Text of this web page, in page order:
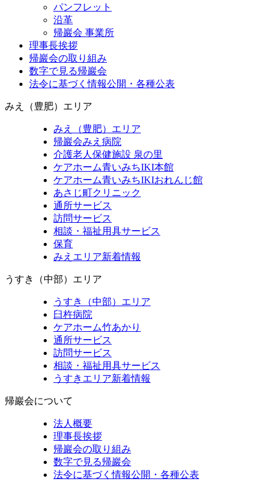
パンフレット
沿革
帰巖会 事業所
理事長挨拶
帰巖会の取り組み
数字で見る帰巖会
法令に基づく情報公開・各種公表
みえ（豊肥）エリア
みえ（豊肥）エリア
帰巖会みえ病院
介護老人保健施設 泉の里
ケアホーム青いみちIKI本館
ケアホーム青いみちIKIおれんじ館
あさじ町クリニック
通所サービス
訪問サービス
相談・福祉用具サービス
保育
みえエリア新着情報
うすき（中部）エリア
うすき（中部）エリア
臼杵病院
ケアホーム竹あかり
通所サービス
訪問サービス
相談・福祉用具サービス
うすきエリア新着情報
帰巖会について
法人概要
理事長挨拶
帰巖会の取り組み
数字で見る帰巖会
法令に基づく情報公開・各種公表